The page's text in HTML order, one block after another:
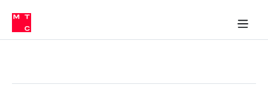
Медиа-центр
и акционерам
Устойчивое развитие
Комплаенс и деловая этика
компании
Карьера
в МТС